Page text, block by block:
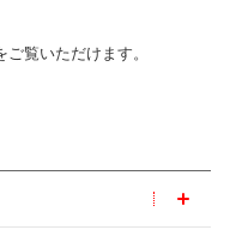
覧いただけます。